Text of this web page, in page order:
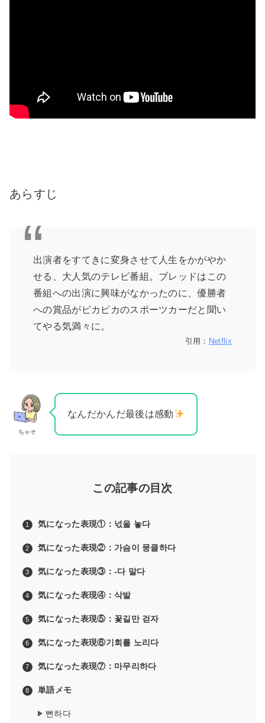
あらすじ
出演者をすてきに変身させて人生をかがやか
せる、大人気のテレビ番組。ブレッドはこの
番組への出演に興味がなかったのに、優勝者
への賞品がピカピカのスポーツカーだと聞い
てやる気満々に。
引用： Netflix
ちゃそ
なんだかんだ最後は感動
この記事の目次
気になった表現①：넋을 놓다
気になった表現②：가슴이 뭉클하다
気になった表現③：-다 말다
気になった表現④：삭발
気になった表現⑤：꽃길만 걷자
気になった表現⑥기회를 노리다
気になった表現⑦：마무리하다
単語メモ
뻔하다